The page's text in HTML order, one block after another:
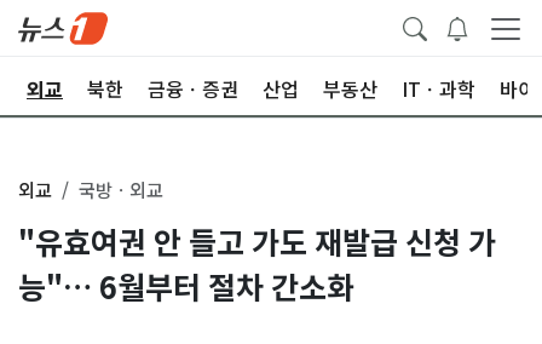
외교 북한 금융ㆍ증권 산업 부동산 ITㆍ과학 바이
외교 국방ㆍ외교
"유효여권 안 들고 가도 재발급 신청 가
능"… 6월부터 절차 간소화